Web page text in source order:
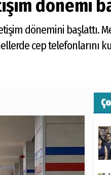
dönemi
dönemini başlattı.
cep telefonlarını